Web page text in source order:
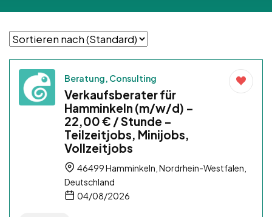
Beratung, Consulting
Verkaufsberater für
Hamminkeln (m/w/d) –
22,00 € / Stunde –
Teilzeitjobs, Minijobs,
Vollzeitjobs
46499 Hamminkeln, Nordrhein-Westfalen,
Deutschland
04/08/2026